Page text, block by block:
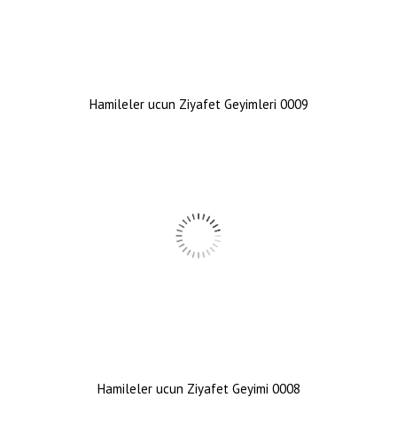
Hamileler ucun Ziyafet Geyimleri 0009
Hamileler ucun Ziyafet Geyimi 0008